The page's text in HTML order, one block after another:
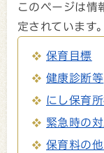
このページは情
定されています。
保育目標
健康診断等
にし保育
緊急時の
保育料の